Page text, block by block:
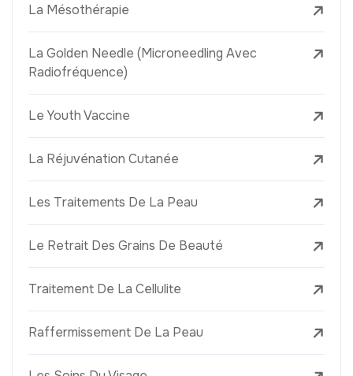
La Mésothérapie
La Golden Needle (Microneedling Avec
Radiofréquence)
Le Youth Vaccine
La Réjuvénation Cutanée
Les Traitements De La Peau
Le Retrait Des Grains De Beauté
Traitement De La Cellulite
Raffermissement De La Peau